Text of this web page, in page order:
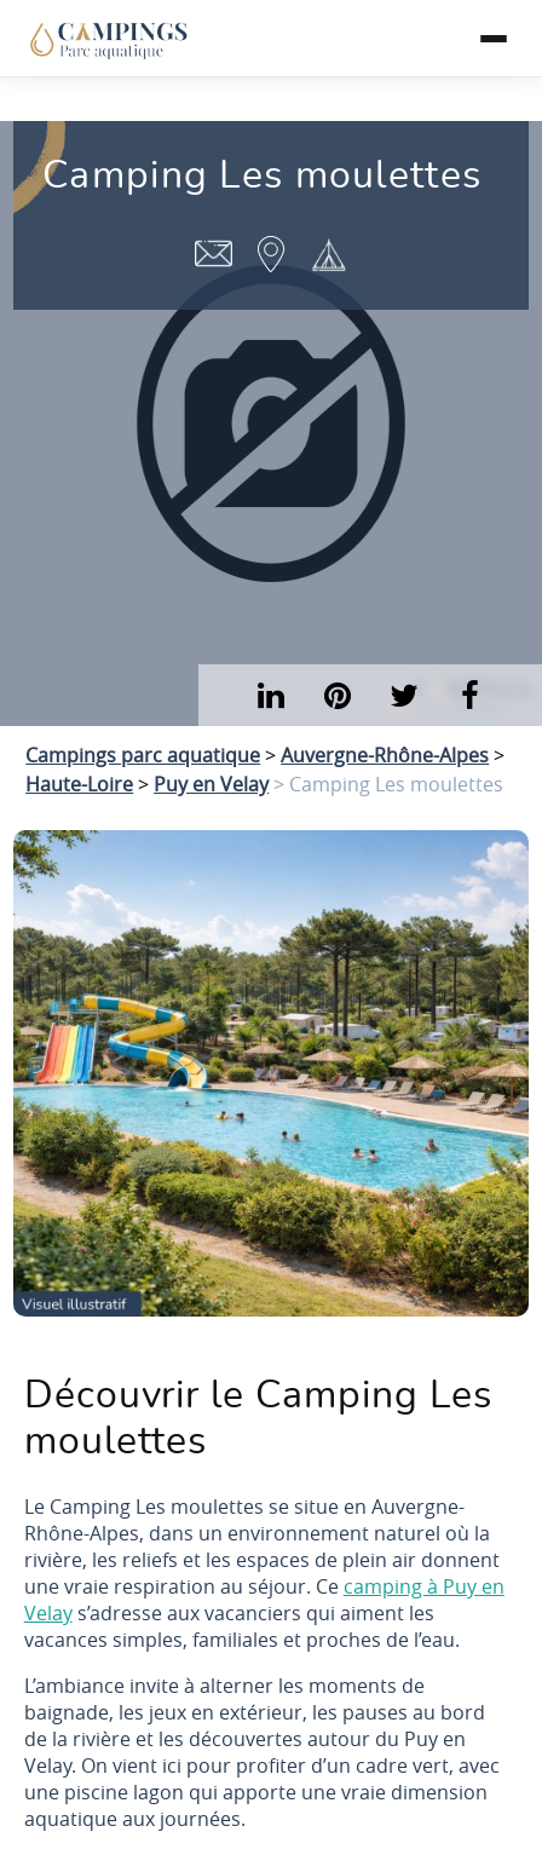
Camping Les moulettes
Campings parc aquatique>Auvergne-Rhône-Alpes>
Haute-Loire> Puy en Velay > Camping Les moulettes
Découvrir le Camping Les
moulettes
Le Camping Les moulettes se situe en Auvergne-
Rhône-Alpes, dans un environnement naturel où la
rivière, les reliefs et les espaces de plein air donnent
une vraie respiration au séjour. Ce camping à Puy en
Velays’adresse aux vacanciers qui aiment les
vacances simples, familiales et proches de l’eau.
L’ambiance invite à alterner les moments de
baignade, les jeux en extérieur, les pauses au bord
de la rivière et les découvertes autour du Puy en
Velay. On vient ici pour profiter d’un cadre vert, avec
une piscine lagon qui apporte une vraie dimension
aquatique aux journées.